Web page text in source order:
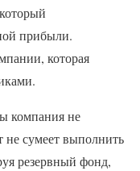
прибыли.
которая
компания не
не сумеет выполнить
резервный фонд,